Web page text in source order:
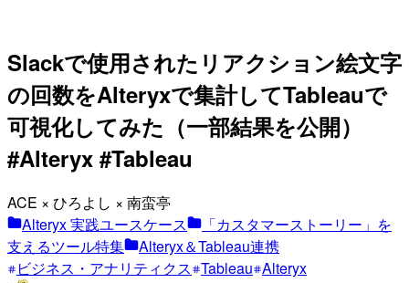
Slackで使用されたリアクション絵文字
の回数をAlteryxで集計してTableauで
可視化してみた（一部結果を公開）
#Alteryx #Tableau
ACE × ひろよし × 南蛮亭
Alteryx 実践ユースケース
「カスタマーストーリー」を
支えるツール特集
Alteryx＆Tableau連携
ビジネス・アナリティクス Tableau Alteryx